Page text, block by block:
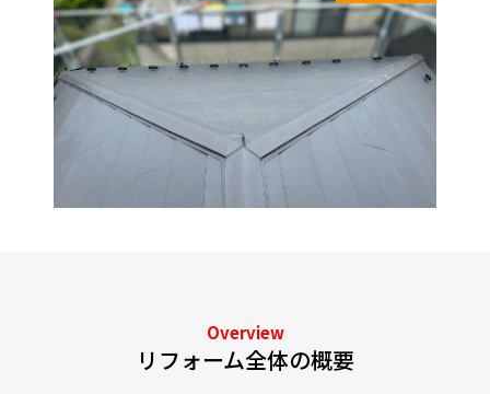
Overview
リフォーム全体の概要